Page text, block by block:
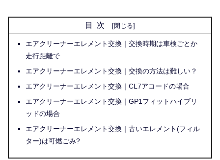
目次
エアクリーナーエレメント交換｜交換時期は車検ごとか
走行距離で
エアクリーナーエレメント交換｜交換の方法は難しい？
エアクリーナーエレメント交換｜CL7アコードの場合
エアクリーナーエレメント交換｜GP1フィットハイブリ
ッドの場合
エアクリーナーエレメント交換｜古いエレメント(フィル
ター)は可燃ごみ?